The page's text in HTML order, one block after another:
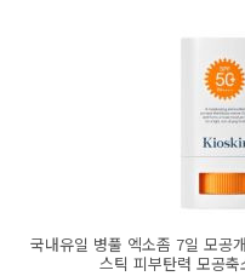
국내유일 병풀 엑소좀 7일 모공
스틱 피부탄력 모공